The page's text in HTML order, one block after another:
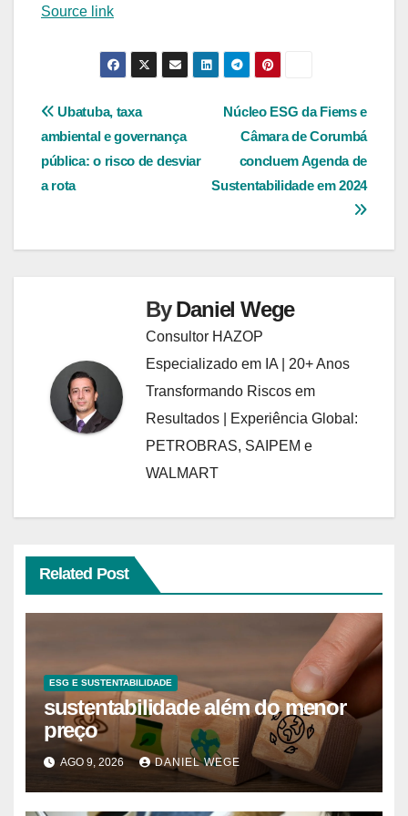
Source link
Navegação
de
Post
Núcleo ESG da Fiems e
Câmara de Corumbá
concluem Agenda de
Sustentabilidade em 2024
Ubatuba, taxa
ambiental e governança
pública: o risco de desviar
a rota
ByDaniel Wege
Consultor HAZOP
Especializado em IA | 20+ Anos
Transformando Riscos em
Resultados | Experiência Global:
PETROBRAS, SAIPEM e
WALMART
Related Post
ESG E SUSTENTABILIDADE
sustentabilidade além do menor
preço
AGO 9, 2026 DANIEL WEGE